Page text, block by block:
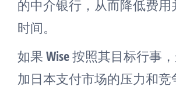
的中介银行，从而降低费用
时间。
如果 Wise 按照其目标行事
加日本支付市场的压力和竞